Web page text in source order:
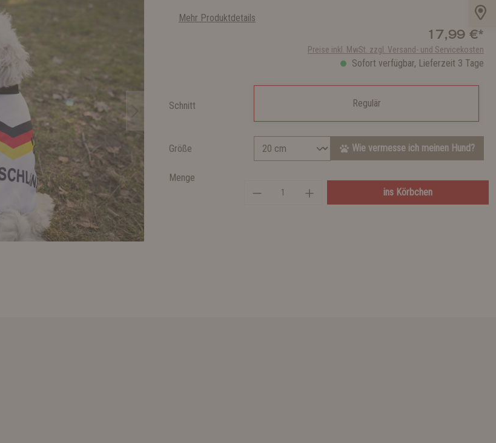
Mehr Produktdetails
17,99 €*
Preise inkl. MwSt. zzgl. Versand- und Servicekosten
Sofort verfügbar, Lieferzeit 3 Tage
Schnitt Regulär
Größe Wie vermesse ich meinen Hund?
Menge
ins Körbchen